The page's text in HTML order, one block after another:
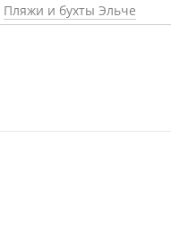
Пляжи и бухты Эльче